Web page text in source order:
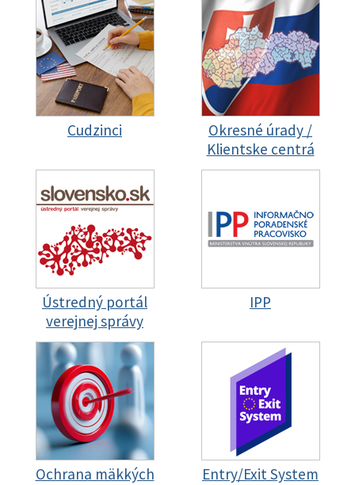
Cudzinci
Okresné úrady /
Klientske centrá
Ústredný portál
verejnej správy
IPP
Ochrana mäkkých
Entry/Exit System